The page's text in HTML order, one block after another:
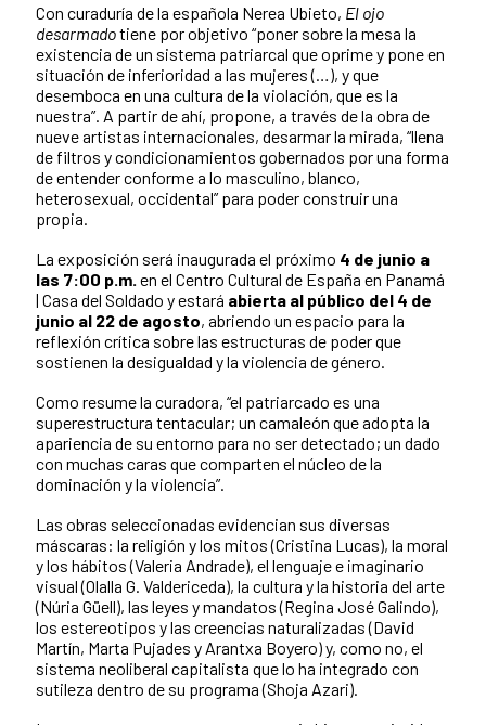
Con curaduría de la española Nerea Ubieto, El ojo
desarmadotiene por objetivo “poner sobre la mesa la
existencia de un sistema patriarcal que oprime y pone en
situación de inferioridad a las mujeres (…), y que
desemboca en una cultura de la violación, que es la
nuestra”. A partir de ahí, propone, a través de la obra de
nueve artistas internacionales, desarmar la mirada, “llena
de filtros y condicionamientos gobernados por una forma
de entender conforme a lo masculino, blanco,
heterosexual, occidental” para poder construir una
propia.
La exposición será inaugurada el próximo 4 de junio a
las 7:00 p.m. en el Centro Cultural de España en Panamá
| Casa del Soldado yestará abierta al público del 4 de
junio al 22 de agosto, abriendo un espacio para la
reflexión crítica sobre las estructuras de poder que
sostienen la desigualdad y la violencia de género.
Como resume la curadora, “el patriarcado es una
superestructura tentacular; un camaleón que adopta la
apariencia de su entorno para no ser detectado; un dado
con muchas caras que comparten el núcleo de la
dominación y la violencia”.
Las obras seleccionadas evidencian sus diversas
máscaras: la religión y los mitos (Cristina Lucas), la moral
y los hábitos (Valeria Andrade), el lenguaje e imaginario
visual (Olalla G. Valdericeda), la cultura y la historia del arte
(Núria Güell), las leyes y mandatos (Regina José Galindo),
los estereotipos y las creencias naturalizadas (David
Martín, Marta Pujades y Arantxa Boyero) y, como no, el
sistema neoliberal capitalista que lo ha integrado con
sutileza dentro de su programa (Shoja Azari).